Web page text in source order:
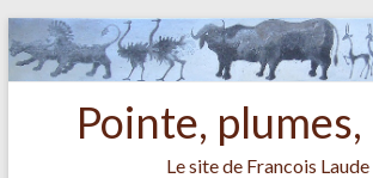
Aller
au
contenu
Pointe,
Le site de Francois Laude